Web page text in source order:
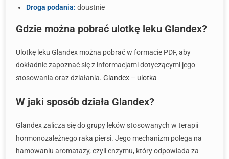
Droga podania: doustnie
Gdzie można pobrać ulotkę leku Glandex?
Ulotkę leku Glandex można pobrać w formacie PDF, aby
dokładnie zapoznać się z informacjami dotyczącymi jego
stosowania oraz działania. Glandex – ulotka
W jaki sposób działa Glandex?
Glandex zalicza się do grupy leków stosowanych w terapii
hormonozależnego raka piersi. Jego mechanizm polega na
hamowaniu aromatazy, czyli enzymu, który odpowiada za